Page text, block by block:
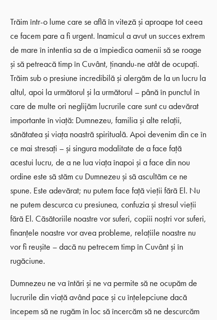
Trăim într-o lume care se află în viteză și aproape tot ceea
ce facem pare a fi urgent. Inamicul a avut un succes extrem
de mare în intentia sa de a împiedica oamenii să se roage
și să petreacă timp în Cuvânt, ținandu-ne atât de ocupați.
Trăim sub o presiune incredibilă și alergăm de la un lucru la
altul, apoi la următorul și la următorul – până în punctul în
care de multe ori neglijăm lucrurile care sunt cu adevărat
importante în viață: Dumnezeu, familia și alte relații,
sănătatea și viața noastră spirituală. Apoi devenim din ce în
ce mai stresați – și singura modalitate de a face față
acestui lucru, de a ne lua viața înapoi și a face din nou
ordine este să stăm cu Dumnezeu și să ascultăm ce ne
spune. Este adevărat; nu putem face față vieții fără El. Nu
ne putem descurca cu presiunea, confuzia și stresul vieții
fără El. Căsătoriile noastre vor suferi, copiii noștri vor suferi,
finanțele noastre vor avea probleme, relațiile noastre nu
vor fi reușite – dacă nu petrecem timp în Cuvânt și în
rugăciune.
Dumnezeu ne va întări și ne va permite să ne ocupăm de
lucrurile din viață având pace și cu înțelepciune dacă
începem să ne rugăm în loc să încercăm să ne descurcăm